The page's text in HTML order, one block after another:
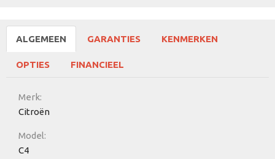
ALGEMEEN GARANTIES KENMERKEN
OPTIES FINANCIEEL
Merk:
Citroën
Model:
C4